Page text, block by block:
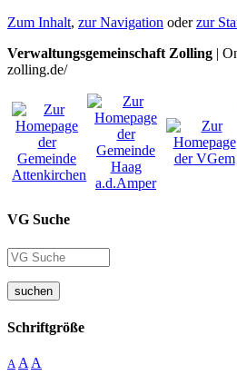
Zum Inhalt, zur Navigation oderzur
Verwaltungsgemeinschaft Zolling |
zolling.de/
VG Suche
suchen
Schriftgröße
A A A